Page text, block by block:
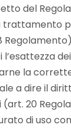
del
trattamento
la
a dire il
(art. 20
di uso